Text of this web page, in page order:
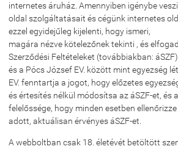
internetes áruház. Amennyiben igénybe
oldal szolgáltatásait és cégünk internetes
ezzel egyidejűleg kijelenti, hogy ismeri,
magára nézve kötelezőnek tekinti , és
Szerződési Feltételeket (továbbiakban:
és a Pócs József EV. között mint egyezség
EV. fenntartja a jogot, hogy előzetes
és értesítés nélkül módosítsa az áSZF-et, és
felelőssége, hogy minden esetben ellenőrizze
adott, aktuálisan érvényes áSZF-et.
A webboltban csak 18. életévét betöltött